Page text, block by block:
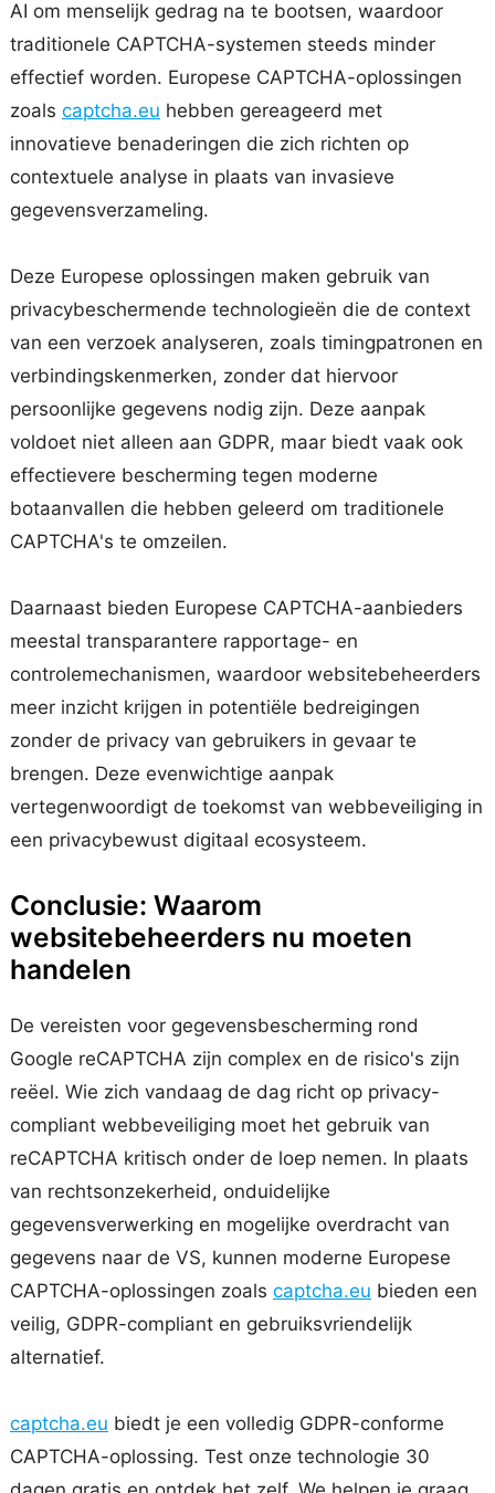
AI om menselijk gedrag na te bootsen, waardoor
traditionele CAPTCHA-systemen steeds minder
effectief worden. Europese CAPTCHA-oplossingen
zoals captcha.eu hebben gereageerd met
innovatieve benaderingen die zich richten op
contextuele analyse in plaats van invasieve
gegevensverzameling.
Deze Europese oplossingen maken gebruik van
privacybeschermende technologieën die de context
van een verzoek analyseren, zoals timingpatronen en
verbindingskenmerken, zonder dat hiervoor
persoonlijke gegevens nodig zijn. Deze aanpak
voldoet niet alleen aan GDPR, maar biedt vaak ook
effectievere bescherming tegen moderne
botaanvallen die hebben geleerd om traditionele
CAPTCHA's te omzeilen.
Daarnaast bieden Europese CAPTCHA-aanbieders
meestal transparantere rapportage- en
controlemechanismen, waardoor websitebeheerders
meer inzicht krijgen in potentiële bedreigingen
zonder de privacy van gebruikers in gevaar te
brengen. Deze evenwichtige aanpak
vertegenwoordigt de toekomst van webbeveiliging in
een privacybewust digitaal ecosysteem.
Conclusie: Waarom
websitebeheerders nu moeten
handelen
De vereisten voor gegevensbescherming rond
Google reCAPTCHA zijn complex en de risico's zijn
reëel. Wie zich vandaag de dag richt op privacy-
compliant webbeveiliging moet het gebruik van
reCAPTCHA kritisch onder de loep nemen. In plaats
van rechtsonzekerheid, onduidelijke
gegevensverwerking en mogelijke overdracht van
gegevens naar de VS, kunnen moderne Europese
CAPTCHA-oplossingen zoals captcha.eu bieden een
veilig, GDPR-compliant en gebruiksvriendelijk
alternatief.
captcha.eu biedt je een volledig GDPR-conforme
CAPTCHA-oplossing. Test onze technologie 30